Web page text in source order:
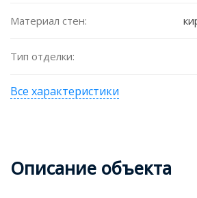
Материал стен:
Тип отделки:
Все характеристики
Описание объекта